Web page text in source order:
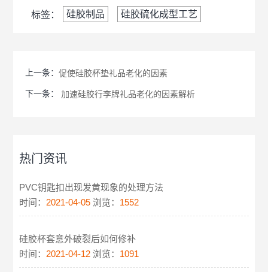
标签： 硅胶制品 硅胶硫化成型工艺
上一条：促使硅胶杯垫礼品老化的因素
下一条：加速硅胶行李牌礼品老化的因素解析
热门资讯
PVC钥匙扣出现发黄现象的处理方法
时间： 2021-04-05 浏览： 1552
硅胶杯套意外破裂后如何修补
时间： 2021-04-12 浏览： 1091